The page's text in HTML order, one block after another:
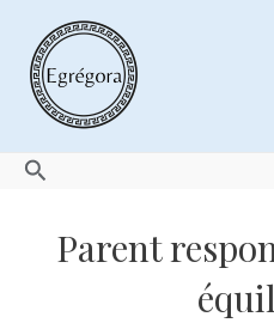
content
Search
Parent